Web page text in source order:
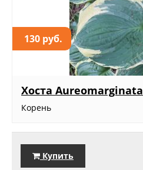
130 руб.
Хоста Aureomarginata
Корень
Купить